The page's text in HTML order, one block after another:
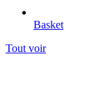
Basket
Tout voir